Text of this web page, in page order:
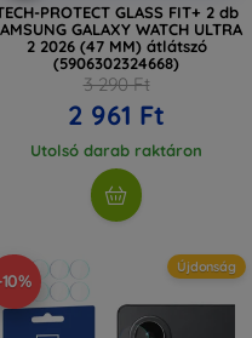
PROTECT GLASS FIT+ 2 db
GALAXY WATCH ULTRA
2 2026 (47 MM) átlátszó
(5906302324668)
3 290 Ft
2 961 Ft
Utolsó darab raktáron
Újdonság